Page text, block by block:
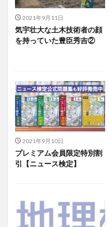
2021年9月11日
気宇壮大な土木技術者の顔
を持っていた豊臣秀吉②
2021年9月10日
プレミアム会員限定特別割
引【ニュース検定】